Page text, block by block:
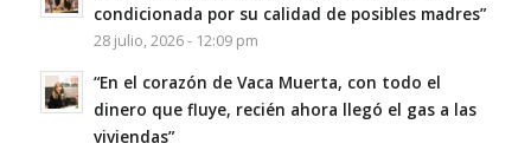
condicionada por su calidad de posibles madres”
28 julio, 2026 - 12:09 pm
“En el corazón de Vaca Muerta, con todo el
dinero que fluye, recién ahora llegó el gas a las
viviendas”